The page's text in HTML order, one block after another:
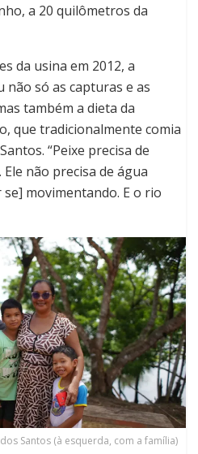
a 20 quilômetros da
da usina em 2012, a
não só as capturas e as
também a dieta da
que tradicionalmente comia
“Peixe precisa de
não precisa de água
movimentando. E o rio
Santos (à esquerda, com a família)